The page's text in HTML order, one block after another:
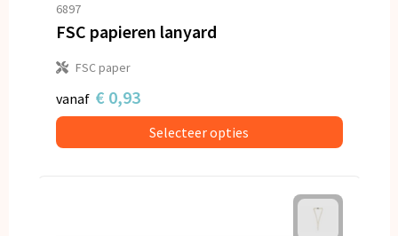
6897
FSC papieren lanyard
FSC paper
vanaf € 0,93
Selecteer opties